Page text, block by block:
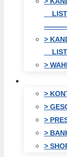
>
>
>
>
>
>
>